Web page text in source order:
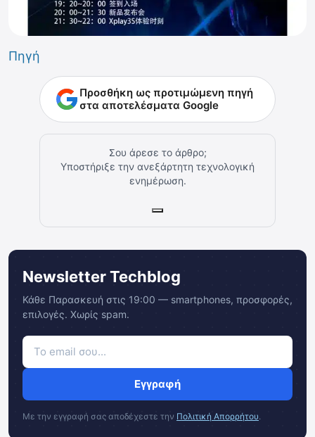
Πηγή
Προσθήκη ως προτιμώμενη πηγή
στα αποτελέσματα Google
Σου άρεσε το άρθρο;
Υποστήριξε την ανεξάρτητη τεχνολογική
ενημέρωση.
Newsletter Techblog
Κάθε Παρασκευή στις 19:00 — smartphones, προσφορές,
επιλογές. Χωρίς spam.
Εγγραφή
Με την εγγραφή σας αποδέχεστε την Πολιτική Απορρήτου.